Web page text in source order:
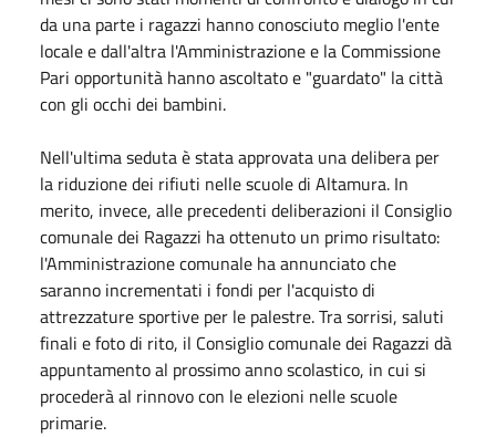
da una parte i ragazzi hanno conosciuto meglio l'ente
locale e dall'altra l'Amministrazione e la Commissione
Pari opportunità hanno ascoltato e "guardato" la città
con gli occhi dei bambini.
Nell'ultima seduta è stata approvata una delibera per
la riduzione dei rifiuti nelle scuole di Altamura. In
merito, invece, alle precedenti deliberazioni il Consiglio
comunale dei Ragazzi ha ottenuto un primo risultato:
l'Amministrazione comunale ha annunciato che
saranno incrementati i fondi per l'acquisto di
attrezzature sportive per le palestre. Tra sorrisi, saluti
finali e foto di rito, il Consiglio comunale dei Ragazzi dà
appuntamento al prossimo anno scolastico, in cui si
procederà al rinnovo con le elezioni nelle scuole
primarie.